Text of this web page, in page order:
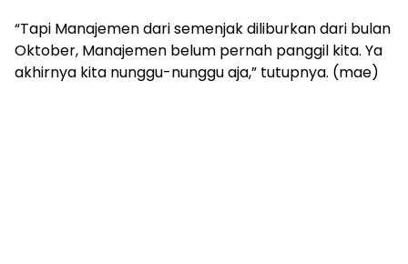
“Tapi Manajemen dari semenjak diliburkan dari bulan
Oktober, Manajemen belum pernah panggil kita. Ya
akhirnya kita nunggu-nunggu aja,” tutupnya. (mae)